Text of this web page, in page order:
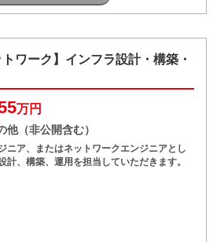
トワーク】インフラ設計・構築・
万円
（非公開含む）
ニア、またはネットワークエンジニアとし
計、構築、運用を担当していただきます。